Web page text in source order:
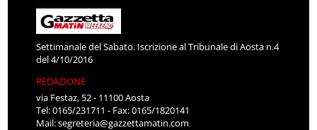
Settimanale del Sabato. Iscrizione al Tribunale di Aosta n.4
del 4/10/2016
REDAZIONE
via Festaz, 52 - 11100 Aosta
Tel: 0165/231711 - Fax: 0165/1820141
Mail:segreteria@gazzettamatin.com